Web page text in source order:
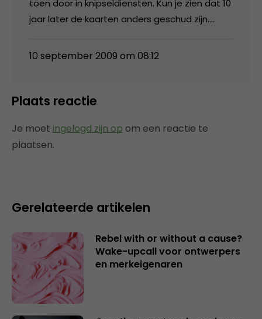
toen door in knipseldiensten. Kun je zien dat 10
jaar later de kaarten anders geschud zijn….
10 september 2009 om 08:12
Plaats reactie
Je moet ingelogd zijn op om een reactie te
plaatsen.
Gerelateerde artikelen
Rebel with or without a cause?
Wake-upcall voor ontwerpers
en merkeigenaren